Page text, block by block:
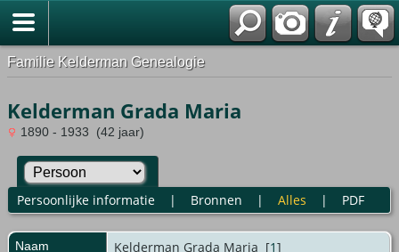
Familie Kelderman Genealogie
Kelderman Grada Maria
1890 - 1933 (42 jaar)
Persoonlijke informatie| Bronnen | Alles | PDF
Naam Kelderman Grada Maria [1]